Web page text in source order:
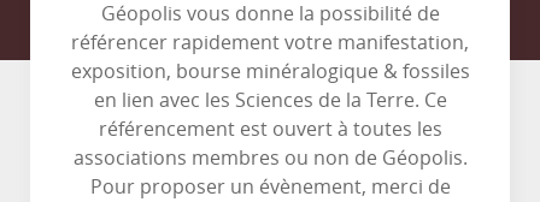
Géopolis vous donne la possibilité de
référencer rapidement votre manifestation,
exposition, bourse minéralogique & fossiles
en lien avec les Sciences de la Terre. Ce
référencement est ouvert à toutes les
associations membres ou non de Géopolis.
Pour proposer un évènement, merci de